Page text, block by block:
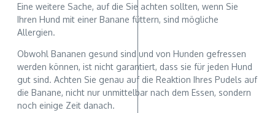
Eine weitere Sache, auf die Sie achten sollten, wenn Sie
Ihren Hund mit einer Banane füttern, sind mögliche
Allergien.
Obwohl Bananen gesund sind und von Hunden gefressen
werden können, ist nicht garantiert, dass sie für jeden Hund
gut sind. Achten Sie genau auf die Reaktion Ihres Pudels auf
die Banane, nicht nur unmittelbar nach dem Essen, sondern
noch einige Zeit danach.